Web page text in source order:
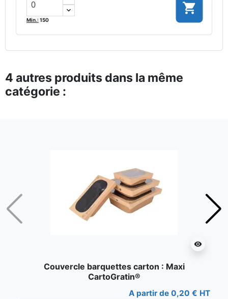
Min.:150

4 autres produits dans la même
catégorie :
Précédent
visibility
Couvercle barquettes carton : Maxi
CartoGratin®
A partir de 0,20 € HT